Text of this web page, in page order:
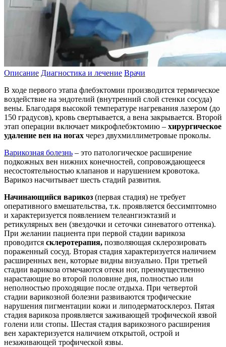
Описание Диагностика и лечение Врачи
В ходе первого этапа флебэктомии производится термическое
воздействие на эндотелий (внутренний слой стенки сосуда)
вены. Благодаря высокой температуре нагревания лазером (до
150 градусов), кровь свертывается, а вена закрывается. Второй
этап операции включает микрофлебэктомию – хирургическое
удаление вен на ногах через двухмиллиметровые проколы.
Варикозная болезнь – это патологическое расширение
подкожных вен нижних конечностей, сопровождающееся
несостоятельностью клапанов и нарушением кровотока.
Варикоз насчитывает шесть стадий развития.
Начинающийся варикоз (первая стадия) не требует
оперативного вмешательства, т.к. проявляется бессимптомно
и характеризуется появлением телеангиэктазий и
ретикулярных вен (звездочки и сеточки синеватого оттенка).
При желании пациента при первой стадии варикоза
проводится склеротерапия, позволяющая склерозировать
пораженный сосуд. Вторая стадия характеризуется наличием
расширенных вен, которые видны визуально. При третьей
стадии варикоза отмечаются отеки ног, преимущественно
нарастающие во второй половине дня, полностью или
неполностью проходящие после отдыха. При четвертой
стадии варикозной болезни развиваются трофические
нарушения пигментации кожи и липодерматосклероз. Пятая
стадия варикоза проявляется заживающей трофической язвой
голени или стопы. Шестая стадия варикозного расширения
вен характеризуется наличием открытой, острой и
незаживающей трофической язвы.